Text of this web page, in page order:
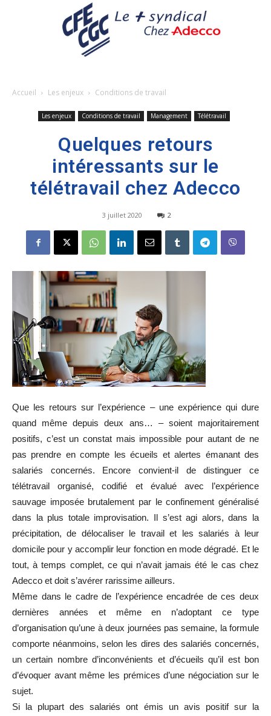
Accueil Les enjeux Conditions de travail
Les enjeux Conditions de travail Management Télétravail
Quelques retours
intéressants sur le
télétravail chez Adecco
3 juillet 2020 2
Que les retours sur l’expérience – une expérience qui dure
quand même depuis deux ans… – soient majoritairement
positifs, c’est un constat mais impossible pour autant de ne
pas prendre en compte les écueils et alertes émanant des
salariés concernés. Encore convient-il de distinguer ce
télétravail organisé, codifié et évalué avec l’expérience
sauvage imposée brutalement par le confinement généralisé
dans la plus totale improvisation. Il s’est agi alors, dans la
précipitation, de délocaliser le travail et les salariés à leur
domicile pour y accomplir leur fonction en mode dégradé. Et le
tout, à temps complet, ce qui n’avait jamais été le cas chez
Adecco et doit s’avérer rarissime ailleurs.
Même dans le cadre de l’expérience encadrée de ces deux
dernières années et même en n’adoptant ce type
d’organisation qu’une à deux journées pas semaine, la formule
comporte néanmoins, selon les dires des salariés concernés,
un certain nombre d’inconvénients et d’écueils qu’il est bon
d’évoquer avant même les prémices d’une négociation sur le
sujet.
Si la plupart des salariés ont émis un avis positif sur la